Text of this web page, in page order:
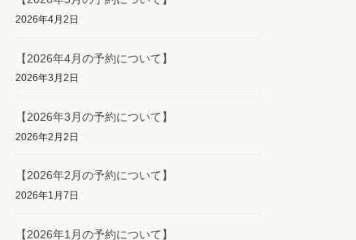
2026年4月2日
【2026年4月の予約について】
2026年3月2日
【2026年3月の予約について】
2026年2月2日
【2026年2月の予約について】
2026年1月7日
【2026年1月の予約について】